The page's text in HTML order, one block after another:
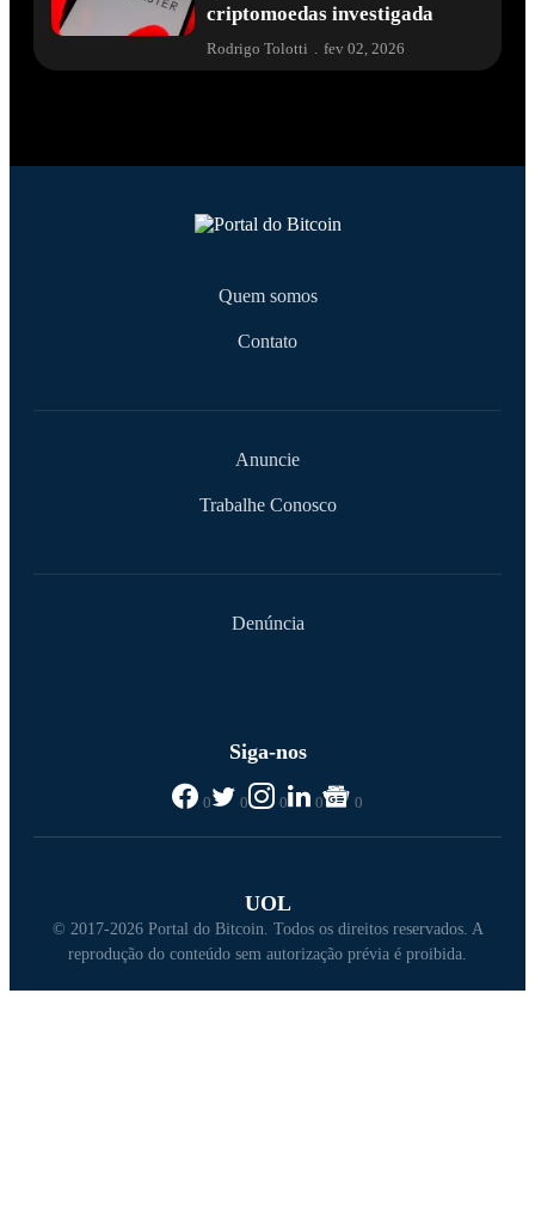
criptomoedas investigada
Rodrigo Tolotti fev 02, 2026
Quem somos
Contato
Anuncie
Trabalhe Conosco
Denúncia
Siga-nos
0 0 0 0 0
UOL
© 2017-2026 Portal do Bitcoin. Todos os direitos reservados. A
reprodução do conteúdo sem autorização prévia é proibida.